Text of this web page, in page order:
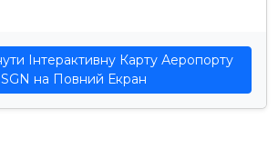
SGN на Повний Екран